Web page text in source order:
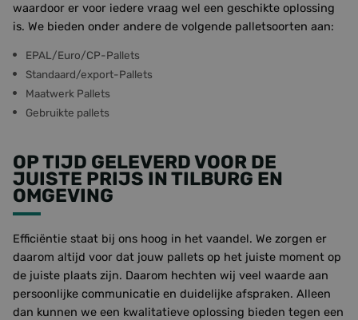
waardoor er voor iedere vraag wel een geschikte oplossing
is. We bieden onder andere de volgende palletsoorten aan:
EPAL/Euro/CP-Pallets
Standaard/export-Pallets
Maatwerk Pallets
Gebruikte pallets
OP TIJD GELEVERD VOOR DE
JUISTE PRIJS IN TILBURG EN
OMGEVING
Efficiëntie staat bij ons hoog in het vaandel. We zorgen er
daarom altijd voor dat jouw pallets op het juiste moment op
de juiste plaats zijn. Daarom hechten wij veel waarde aan
persoonlijke communicatie en duidelijke afspraken. Alleen
dan kunnen we een kwalitatieve oplossing bieden tegen een